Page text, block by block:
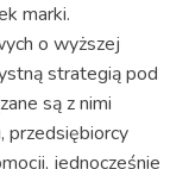
marki.
o wyższej
strategią pod
są z nimi
przedsiębiorcy
jednocześnie